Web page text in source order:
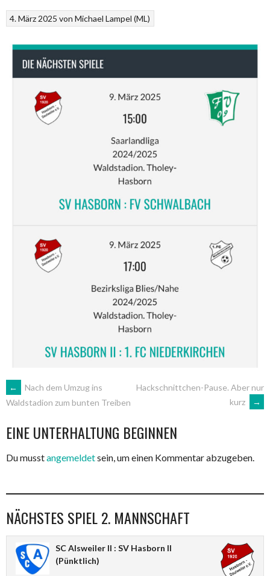
4. März 2025 vonMichael Lampel (ML)
ARTIKEL-
NAVIGATION
←
Nach dem Umzug ins
Waldstadion zum bunten Treiben
Hackschnittchen-Pause. Aber nur
kurz
→
EINE UNTERHALTUNG BEGINNEN
Du musstangemeldetsein, um einen Kommentar abzugeben.
NÄCHSTES SPIEL 2. MANNSCHAFT
SC Alsweiler II : SV Hasborn II
(Pünktlich)